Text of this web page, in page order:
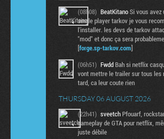
(08h08) BeatKitanoSi vous avez
single player tarkov je vous
l'installer. les devs de tarkov
"mod" et donc ça sera
[forge.sp-tarkov.com]
(06h51) Fwdd Bah si netflix
vont mettre le trailer sur tous les
tard, ca leur coute rien
THURSDAY 06 AUGUST 2026
(22h41) sveetch Pfouarf,
gameplay de GTA pour netflix,
juste débile